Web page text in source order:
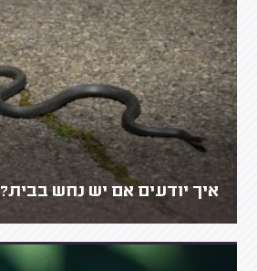
איך יודעים אם יש נחש בבית?